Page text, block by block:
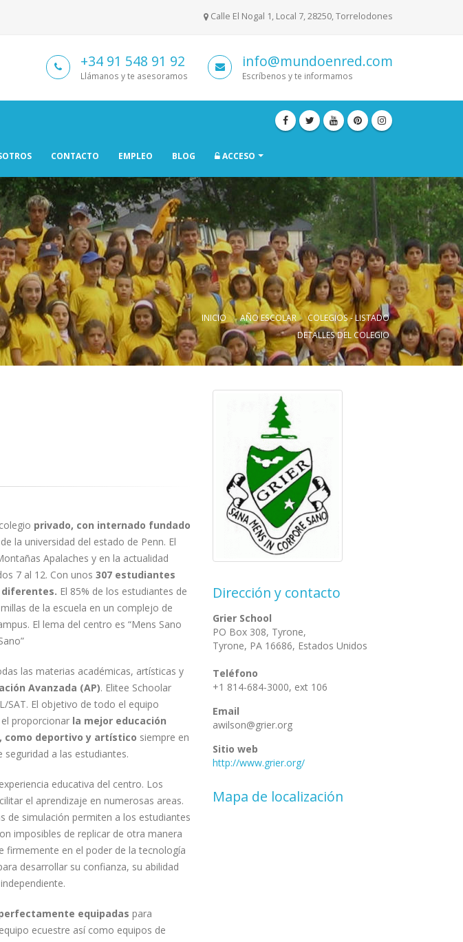
Calle El Nogal 1, Local 7, 28250, Torrelodones
+34 91 548 91 92
Llámanos y te asesoramos
info@mundoenred.com
Escríbenos y te informamos
CONTACTO EMPLEO BLOG ACCESO
INICIO AÑO ESCOLAR
COLEGIOS - LISTADO
DETALLES DEL COLEGIO
privado, con internado fundado
la universidad del estado de Penn. El
Apalaches y en la actualidad
7 al 12. Con unos 307 estudiantes
diferentes. El 85% de los estudiantes de
de la escuela en un complejo de
El lema del centro es “Mens Sano
las materias académicas, artísticas y
Avanzada (AP). Elitee Schoolar
SAT. El objetivo de todo el equipo
proporcionarla mejor educación
como deportivo y artístico siempre en
a las estudiantes.
educativa del centro. Los
el aprendizaje en numerosas areas.
de simulación permiten a los estudiantes
imposibles de replicar de otra manera
firmemente en el poder de la tecnología
desarrollar su confianza, su abilidad
equipadas para
ecuestre así como equipos de
Dirección y contacto
Grier School
PO Box 308, Tyrone,
Tyrone, PA 16686, Estados Unidos
Teléfono
+1 814-684-3000, ext 106
Email
awilson@grier.org
Sitio web
http://www.grier.org/
Mapa de localización